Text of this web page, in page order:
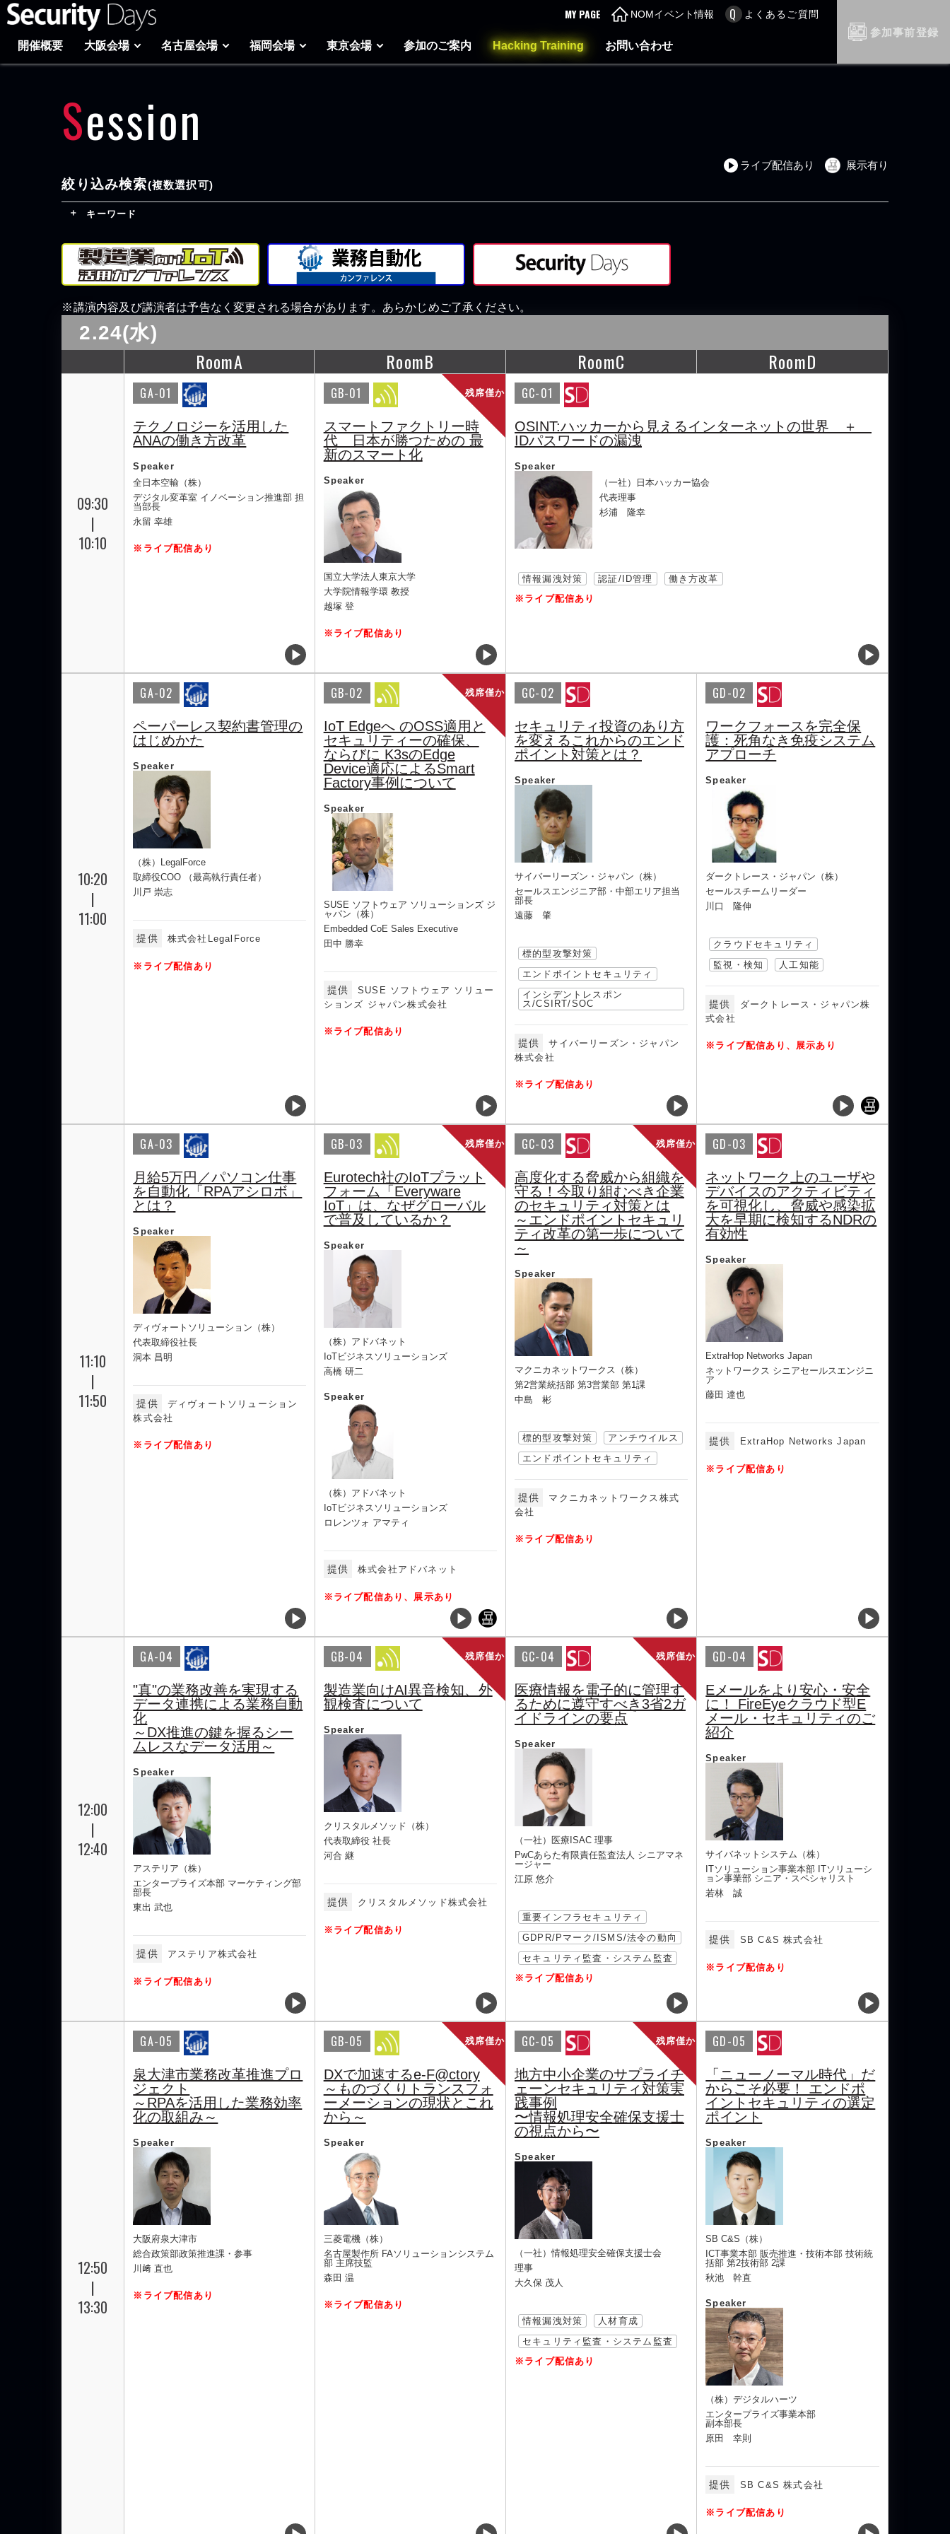
MY PAGE NOMイベント情報 よくあるご質問
参加事前登録
開催概要
大阪会場 名古屋会場 福岡会場 東京会場 参加のご案内 Hacking Training お問い合わせ
Session
ライブ配信あり 展示有り
絞り込み検索(複数選択可)
キーワード
※講演内容及び講演者は予告なく変更される場合があります。あらかじめご了承ください。
2.24(水)
RoomA RoomB RoomC RoomD
09:30
|
10:10
GA-01
テクノロジーを活用した
ANAの働き方改革
Speaker
全日本空輸（株）
デジタル変革室 イノベーション推進部 担
当部長
永留 幸雄
※ライブ配信あり
残席僅か
GB-01
スマートファクトリー時
代 日本が勝つための 最
新のスマート化
Speaker
国立大学法人東京大学
大学院情報学環 教授
越塚 登
※ライブ配信あり
GC-01
OSINT:ハッカーから見えるインターネットの世界 ＋
IDパスワードの漏洩
Speaker
（一社）日本ハッカー協会
代表理事
杉浦 隆幸
情報漏洩対策 認証/ID管理
働き方改革
※ライブ配信あり
10:20
|
11:00
GA-02
ペーパーレス契約書管理の
はじめかた
Speaker
（株）LegalForce
取締役COO （最高執行責任者）
川戸 崇志
提供 株式会社LegalForce
※ライブ配信あり
残席僅か
GB-02
IoT Edgeへ のOSS適用と
セキュリティーの確保、
ならびに K3sのEdge
Device適応によるSmart
Factory事例について
Speaker
SUSE ソフトウェア ソリューションズ ジ
ャパン（株）
Embedded CoE Sales Executive
田中 勝幸
提供
SUSE ソフトウェア ソリュー
ションズ ジャパン株式会社
※ライブ配信あり
GC-02
セキュリティ投資のあり方
を変えるこれからのエンド
ポイント対策とは？
Speaker
サイバーリーズン・ジャパン（株）
セールスエンジニア部・中部エリア担当
部長
遠藤 肇
標的型攻撃対策
エンドポイントセキュリティ
インシデントレスポン
ス/CSIRT/SOC
提供
サイバーリーズン・ジャパン
株式会社
※ライブ配信あり
GD-02
ワークフォースを完全保
護：死角なき免疫システム
アプローチ
Speaker
ダークトレース・ジャパン（株）
セールスチームリーダー
川口 隆伸
クラウドセキュリティ
監視・検知
人工知能
提供
ダークトレース・ジャパン株
式会社
※ライブ配信あり、展示あり
11:10
|
11:50
GA-03
月給5万円／パソコン仕事
を自動化「RPAアシロボ」
とは？
Speaker
ディヴォートソリューション（株）
代表取締役社長
洞本 昌明
提供
ディヴォートソリューション
株式会社
※ライブ配信あり
残席僅か
GB-03
Eurotech社のIoTプラット
フォーム「Everyware
IoT」は、なぜグローバル
で普及しているか？
Speaker
（株）アドバネット
IoTビジネスソリューションズ
高橋 研二
Speaker
（株）アドバネット
IoTビジネスソリューションズ
ロレンツォ アマティ
提供 株式会社アドバネット
※ライブ配信あり、展示あり
残席僅か
GC-03
高度化する脅威から組織を
守る！今取り組むべき企業
のセキュリティ対策とは
～エンドポイントセキュリ
ティ改革の第一歩について
～
Speaker
マクニカネットワークス（株）
第2営業統括部 第3営業部 第1課
中島 彬
標的型攻撃対策
アンチウイルス
エンドポイントセキュリティ
提供
マクニカネットワークス株式
会社
※ライブ配信あり
GD-03
ネットワーク上のユーザや
デバイスのアクティビティ
を可視化し、脅威や感染拡
大を早期に検知するNDRの
有効性
Speaker
ExtraHop Networks Japan
ネットワークス シニアセールスエンジニ
ア
藤田 達也
提供 ExtraHop Networks Japan
※ライブ配信あり
12:00
|
12:40
GA-04
"真"の業務改善を実現する
データ連携による業務自動
化
～DX推進の鍵を握るシー
ムレスなデータ活用～
Speaker
アステリア（株）
エンタープライズ本部 マーケティング部
部長
東出 武也
提供 アステリア株式会社
※ライブ配信あり
残席僅か
GB-04
製造業向けAI異音検知、外
観検査について
Speaker
クリスタルメソッド（株）
代表取締役 社長
河合 継
提供 クリスタルメソッド株式会社
※ライブ配信あり
残席僅か
GC-04
医療情報を電子的に管理す
るために遵守すべき3省2ガ
イドラインの要点
Speaker
（一社）医療ISAC 理事
PwCあらた有限責任監査法人 シニアマネ
ージャー
江原 悠介
重要インフラセキュリティ
GDPR/Pマーク/ISMS/法令の動向
セキュリティ監査・システム監査
※ライブ配信あり
GD-04
Eメールをより安心・安全
に！ FireEyeクラウド型E
メール・セキュリティのご
紹介
Speaker
サイバネットシステム（株）
ITソリューション事業本部 ITソリューシ
ョン事業部 シニア・スペシャリスト
若林 誠
提供 SB C&S 株式会社
※ライブ配信あり
12:50
|
13:30
GA-05
泉大津市業務改革推進プロ
ジェクト
～RPAを活用した業務効率
化の取組み～
Speaker
大阪府泉大津市
総合政策部政策推進課・参事
川﨑 直也
※ライブ配信あり
残席僅か
GB-05
DXで加速するe-F@ctory
～ものづくりトランスフォ
ーメーションの現状とこれ
から～
Speaker
三菱電機（株）
名古屋製作所 FAソリューションシステム
部 主席技監
森田 温
※ライブ配信あり
残席僅か
GC-05
地方中小企業のサプライチ
ェーンセキュリティ対策実
践事例
〜情報処理安全確保支援士
の視点から〜
Speaker
（一社）情報処理安全確保支援士会
理事
大久保 茂人
情報漏洩対策
人材育成
セキュリティ監査・システム監査
※ライブ配信あり
GD-05
「ニューノーマル時代」だ
からこそ必要！ エンドポ
イントセキュリティの選定
ポイント
Speaker
SB C&S（株）
ICT事業本部 販売推進・技術本部 技術統
括部 第2技術部 2課
秋池 幹直
Speaker
（株）デジタルハーツ
エンタープライズ事業本部
副本部長
原田 幸則
提供 SB C&S 株式会社
※ライブ配信あり